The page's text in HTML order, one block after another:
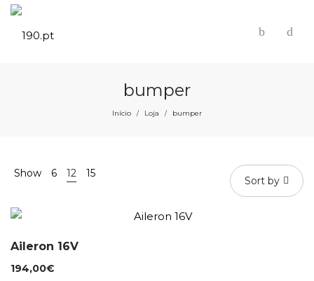
bumper
Início / Loja / bumper
Show 6 12 15
Sort by
Aileron 16V
194,00€